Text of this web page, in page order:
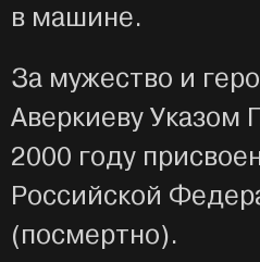
в машине.
За мужество и
Аверкиеву Указом
2000 году
Российской
(посмертно).